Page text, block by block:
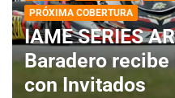
PRÓXIMA COBERTURA
IAME SERIES
Baradero
con Invitados